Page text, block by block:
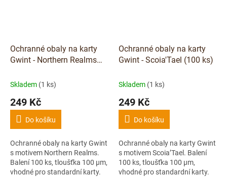
Ochranné obaly na karty
Gwint - Northern Realms
Skladem (1 ks)
249 Kč
Do košíku
Ochranné obaly na karty Gwint
s motivem Northern Realms.
Balení 100 ks, tloušťka 100 μm,
vhodné pro standardní karty.
Ochranné obaly na karty
Gwint - Scoia'Tael (100 ks)
Skladem (1 ks)
249 Kč
Do košíku
Ochranné obaly na karty Gwint
s motivem Scoia’Tael. Balení
100 ks, tloušťka 100 μm,
vhodné pro standardní karty.